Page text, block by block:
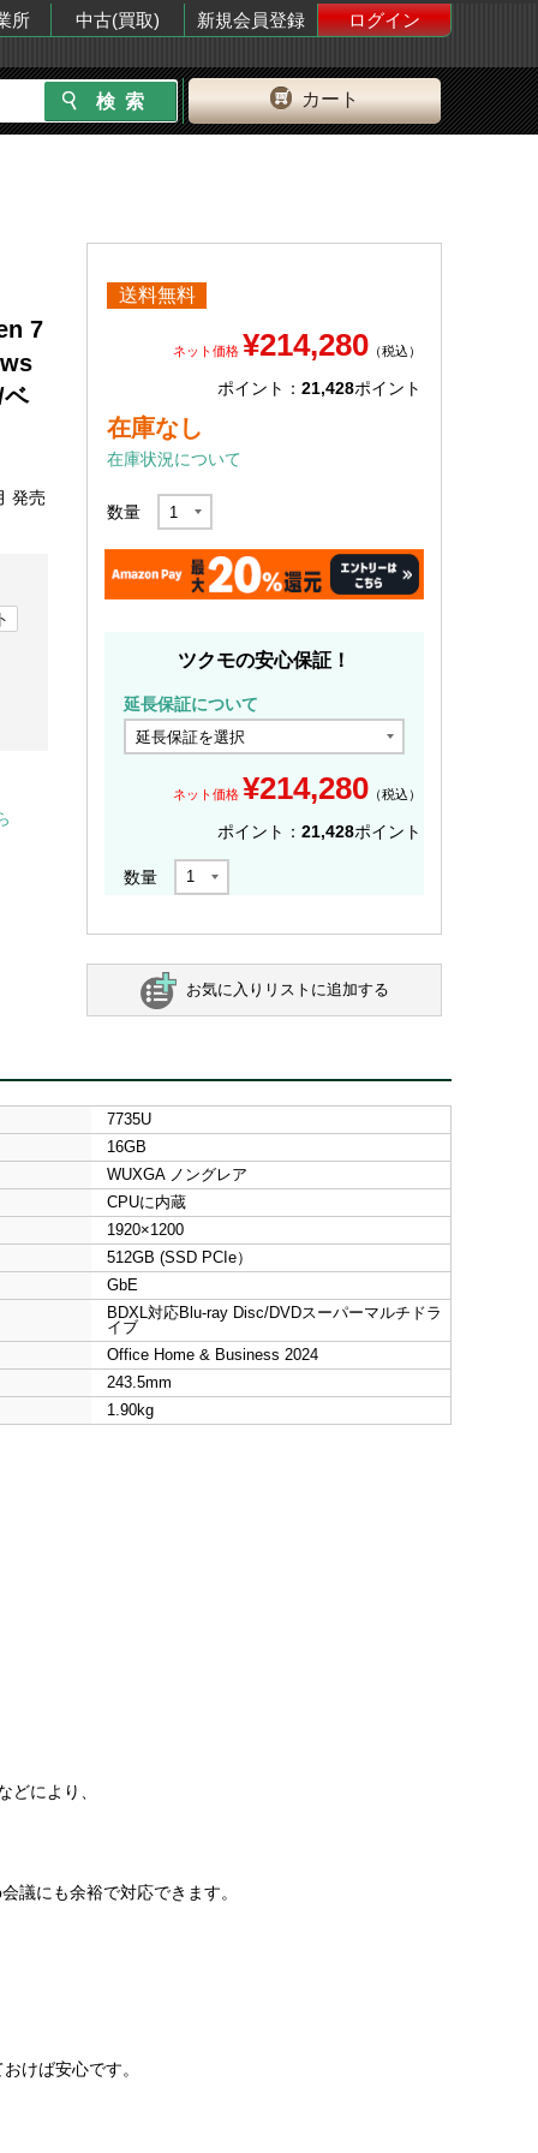
所 中古(買取) 新規会員登録
ログイン
カート
7
発売
送料無料
ネット価格 ¥214,280 （税込）
ポイント： 21,428ポイント
在庫なし
在庫状況について
数量
ツクモの安心保証！
延長保証について
ネット価格 ¥214,280 （税込）
ポイント： 21,428ポイント
数量
お気に入りリストに追加する
7735U
16GB
WUXGA ノングレア
CPUに内蔵
1920×1200
512GB (SSD PCIe）
GbE
BDXL対応Blu-ray Disc/DVDスーパーマルチドラ
イブ
Office Home & Business 2024
243.5mm
1.90kg
により、
議にも余裕で対応できます。
けば安心です。